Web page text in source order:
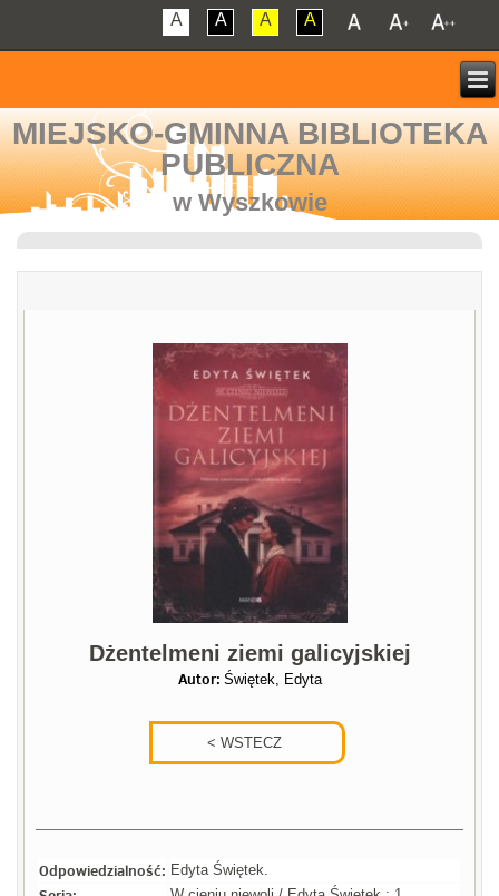
A A A A
MIEJSKO-GMINNA BIBLIOTEKA
PUBLICZNA
w Wyszkowie
Dżentelmeni ziemi galicyjskiej
Autor: Świętek, Edyta
Odpowiedzialność: Edyta Świętek.